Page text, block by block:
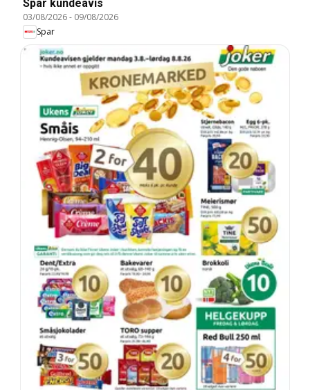
Spar kundeavis
03/08/2026- 09/08/2026
Spar